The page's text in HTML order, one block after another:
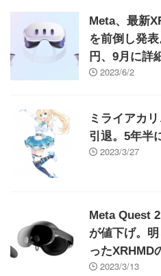
Meta、最新
を前倒し発
円、9月に詳
2023/6/2
ミライアカ
引退。5年半
2023/3/27
Meta Quest
が値下げ。
ったXRHMD
2023/3/13